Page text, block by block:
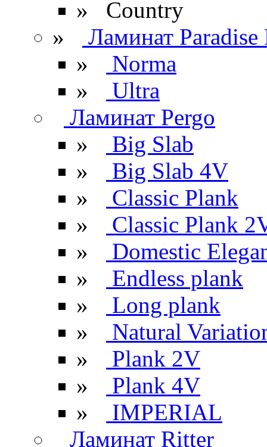
» Сountry
»
Ламинат Paradise
»
Norma
»
Ultra
Ламинат Pergo
»
Big Slab
»
Big Slab 4V
»
Classic Plank
»
Classic Plank
»
Domestic
»
Endless plank
»
Long plank
»
Natural
»
Plank 2V
»
Plank 4V
»
IMPERIAL
Ламинат Ritter